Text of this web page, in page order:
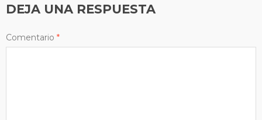
DEJA UNA RESPUESTA
Comentario *